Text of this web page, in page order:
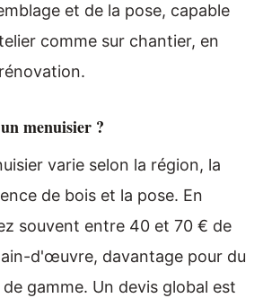
et de la pose, capable
comme sur chantier, en
menuisier ?
varie selon la région, la
de bois et la pose. En
souvent entre 40 et 70 € de
d'œuvre, davantage pour du
gamme. Un devis global est